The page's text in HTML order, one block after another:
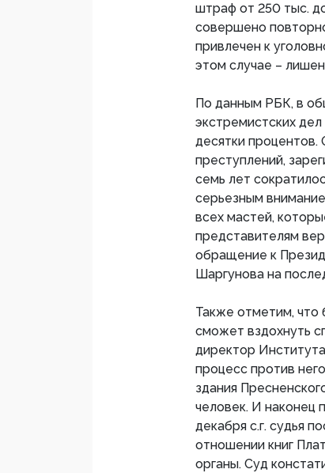
штраф от 250 тыс.
совершено
привлечен к
этом случае –
По данным РБК, в
экстремистских
десятки процентов.
преступлений,
семь лет
серьезным
всех мастей,
представителям
обращение к
Шаргунова на
Также отметим, что
сможет вздохнуть
директор
процесс против
здания
человек. И наконец
декабря с.г. судья
отношении книг
органы. Суд